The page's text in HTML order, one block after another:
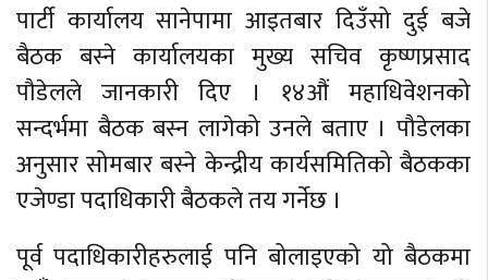
पार्टी कार्यालय सानेपामा आइतबार दिउँसो दुई बजे
बैठक बस्ने कार्यालयका मुख्य सचिव कृष्णप्रसाद
पौडेलले जानकारी दिए । १४औं महाधिवेशनको
सन्दर्भमा बैठक बस्न लागेको उनले बताए । पौडेलका
अनुसार सोमबार बस्ने केन्द्रीय कार्यसमितिको बैठकका
एजेण्डा पदाधिकारी बैठकले तय गर्नेछ ।
पूर्व पदाधिकारीहरुलाई पनि बोलाइएको यो बैठकमा